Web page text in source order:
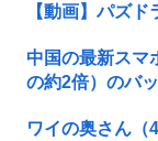
【動画】パズ
中国の最新スマ
の約2倍）のバ
ワイの奥さん（